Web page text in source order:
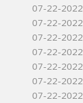
07-22-2022
07-22-2022
07-22-2022
07-22-2022
07-22-2022
07-22-2022
07-22-2022